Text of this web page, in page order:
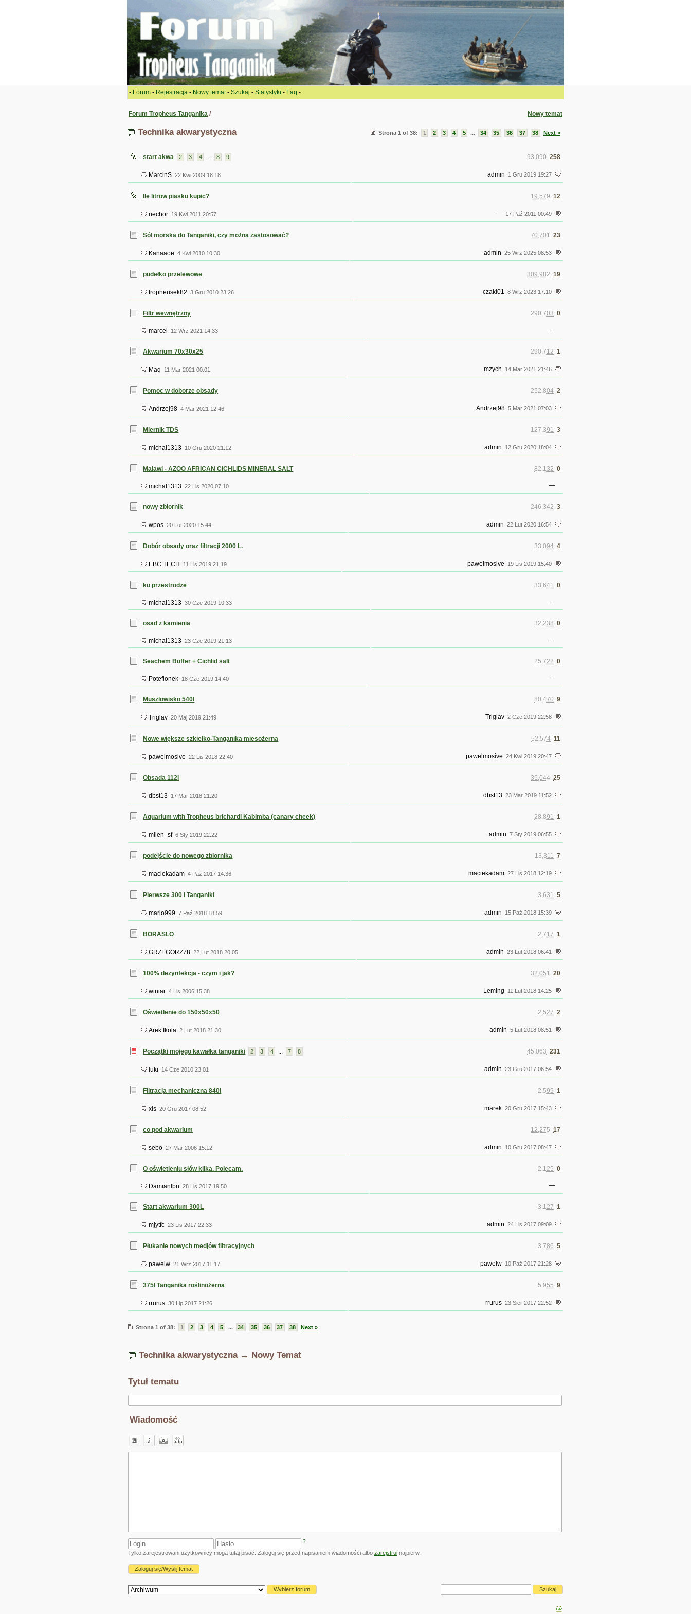
- Forum - Rejestracja - Nowy temat- Szukaj - Statystyki - Faq -
Forum Tropheus Tanganika / Nowy temat
Technika akwarystyczna Strona 1 of 38: 1 2 3 4 5 ... 34 35 36 37 38 Next »
start akwa 2 3 4 ... 8 9 93,090 258
MarcinS 22 Kwi 2009 18:18 admin 1 Gru 2019 19:27
Ile litrow piasku kupic? 19,579 12
nechor 19 Kwi 2011 20:57 — 17 Paź 2011 00:49
Sól morska do Tanganiki, czy można zastosować? 70,701 23
Kanaaoe 4 Kwi 2010 10:30 admin 25 Wrz 2025 08:53
pudełko przelewowe 309,982 19
tropheusek82 3 Gru 2010 23:26 czaki01 8 Wrz 2023 17:10
Filtr wewnętrzny 290,703 0
marcel 12 Wrz 2021 14:33 —
Akwarium 70x30x25 290,712 1
Maq 11 Mar 2021 00:01 mzych 14 Mar 2021 21:46
Pomoc w doborze obsady 252,804 2
Andrzej98 4 Mar 2021 12:46 Andrzej98 5 Mar 2021 07:03
Miernik TDS 127,391 3
michal1313 10 Gru 2020 21:12 admin 12 Gru 2020 18:04
Malawi - AZOO AFRICAN CICHLIDS MINERAL SALT 82,132 0
michal1313 22 Lis 2020 07:10 —
nowy zbiornik 246,342 3
wpos 20 Lut 2020 15:44 admin 22 Lut 2020 16:54
Dobór obsady oraz filtracji 2000 L. 33,094 4
EBC TECH 11 Lis 2019 21:19 pawelmosive 19 Lis 2019 15:40
ku przestrodze 33,641 0
michal1313 30 Cze 2019 10:33 —
osad z kamienia 32,238 0
michal1313 23 Cze 2019 21:13 —
Seachem Buffer + Cichlid salt 25,722 0
Poteflonek 18 Cze 2019 14:40 —
Muszlowisko 540l 80,470 9
Triglav 20 Maj 2019 21:49 Triglav 2 Cze 2019 22:58
Nowe większe szkiełko-Tanganika miesożerna 52,574 11
pawelmosive 22 Lis 2018 22:40 pawelmosive 24 Kwi 2019 20:47
Obsada 112l 35,044 25
dbst13 17 Mar 2018 21:20 dbst13 23 Mar 2019 11:52
Aquarium with Tropheus brichardi Kabimba (canary cheek) 28,891 1
milen_sf 6 Sty 2019 22:22 admin 7 Sty 2019 06:55
podejście do nowego zbiornika 13,311 7
maciekadam 4 Paź 2017 14:36 maciekadam 27 Lis 2018 12:19
Pierwsze 300 l Tanganiki 3,631 5
mario999 7 Paź 2018 18:59 admin 15 Paź 2018 15:39
BORASLO 2,717 1
GRZEGORZ78 22 Lut 2018 20:05 admin 23 Lut 2018 06:41
100% dezynfekcja - czym i jak? 32,051 20
winiar 4 Lis 2006 15:38 Leming 11 Lut 2018 14:25
Oświetlenie do 150x50x50 2,527 2
Arek Ikola 2 Lut 2018 21:30 admin 5 Lut 2018 08:51
Początki mojego kawałka tanganiki 2 3 4 ... 7 8 45,063 231
luki 14 Cze 2010 23:01 admin 23 Gru 2017 06:54
Filtracja mechaniczna 840l 2,599 1
xis 20 Gru 2017 08:52 marek 20 Gru 2017 15:43
co pod akwarium 12,275 17
sebo 27 Mar 2006 15:12 admin 10 Gru 2017 08:47
O oświetleniu słów kilka. Polecam. 2,125 0
Damianlbn 28 Lis 2017 19:50 —
Start akwarium 300L 3,127 1
mjytfc 23 Lis 2017 22:33 admin 24 Lis 2017 09:09
Płukanie nowych medjów filtracyjnych 3,786 5
pawelw 21 Wrz 2017 11:17 pawelw 10 Paź 2017 21:28
375l Tanganika roślinożerna 5,955 9
rrurus 30 Lip 2017 21:26 rrurus 23 Sier 2017 22:52
Strona 1 of 38: 1 2 3 4 5 ... 34 35 36 37 38 Next »
Technika akwarystyczna → Nowy Temat
Tytuł tematu
Wiadomość
?
Tylko zarejestrowani użytkownicy mogą tutaj pisać. Zaloguj się przed napisaniem wiadomości albo zarejstruj najpierw.